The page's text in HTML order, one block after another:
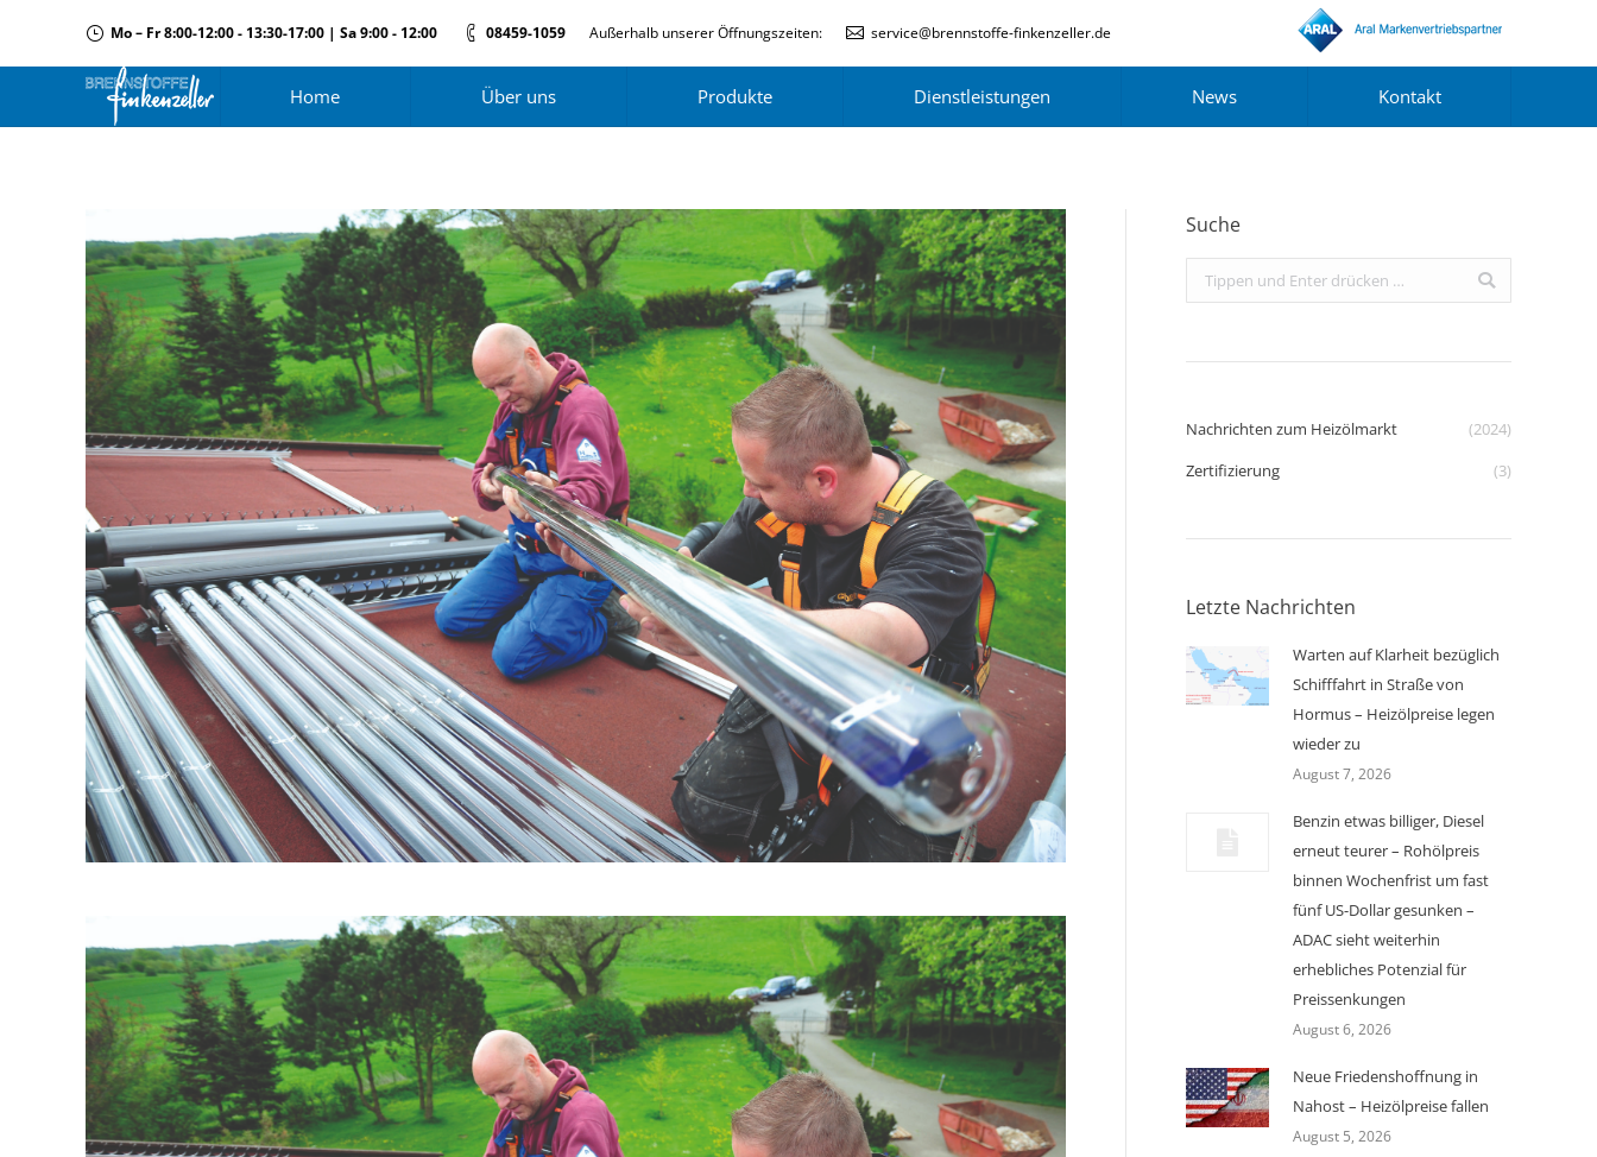
Mo – Fr 8:00-12:00 - 13:30-17:00 | Sa 9:00 - 12:00 08459-1059 Außerhalb unserer Öffnungszeiten: service@brennstoffe-finkenzeller.de
Home Über uns Produkte Dienstleistungen News Kontakt
Suche
Search:
Nachrichten zum Heizölmarkt
(2024)
Zertifizierung
(3)
Letzte Nachrichten
Warten auf Klarheit bezüglich
Schifffahrt in Straße von
Hormus – Heizölpreise legen
wieder zu
August 7, 2026
Benzin etwas billiger, Diesel
erneut teurer – Rohölpreis
binnen Wochenfrist um fast
fünf US-Dollar gesunken –
ADAC sieht weiterhin
erhebliches Potenzial für
Preissenkungen
August 6, 2026
Neue Friedenshoffnung in
Nahost – Heizölpreise fallen
August 5, 2026